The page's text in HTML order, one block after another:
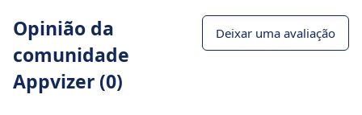
Opinião da
comunidade
Appvizer (0)
Deixar uma avaliação